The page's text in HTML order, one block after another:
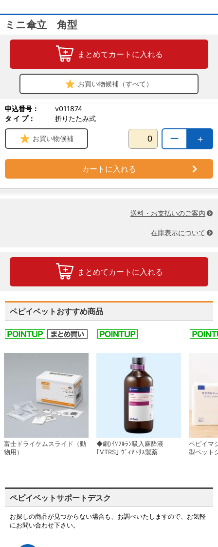
ミニ傘立 角型
まとめてカートに入れる
お買い物候補（すべて）
申込番号：
v011874
タ イ プ：
折りたたみ式
＋
ー
お買い物候補
カートに入れる
送料・お支払いのご案内
在庫表示について
まとめてカートに入れる
ペピイベットおすすめ商品
富士ドライケムスライド（動
物用）
◆劇)ｲｿﾌﾙﾗﾝ吸入麻酔液
｢VTRS｣ ｳﾞｨｱﾄﾘｽ製薬
ペピイマ
型ペット
ペピイベットサポートデスク
お探しの商品が見つからない場合も、お調べいたしますので、お気軽
にお問い合わせ下さい。